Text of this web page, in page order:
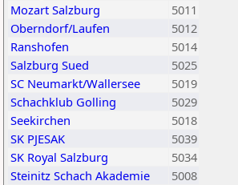
Mozart Salzburg
5011
Oberndorf/Laufen
5012
Ranshofen
5014
Salzburg Sued
5025
SC Neumarkt/Wallersee
5019
Schachklub Golling
5029
Seekirchen
5018
SK PJESAK
5039
SK Royal Salzburg
5034
Steinitz Schach Akademie
5008